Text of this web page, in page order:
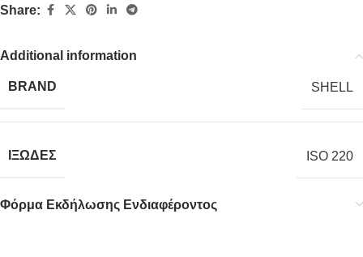
Share:
Additional information
BRAND SHELL
ΙΞΩΔΕΣ ISO 220
Φόρμα Εκδήλωσης Ενδιαφέροντος